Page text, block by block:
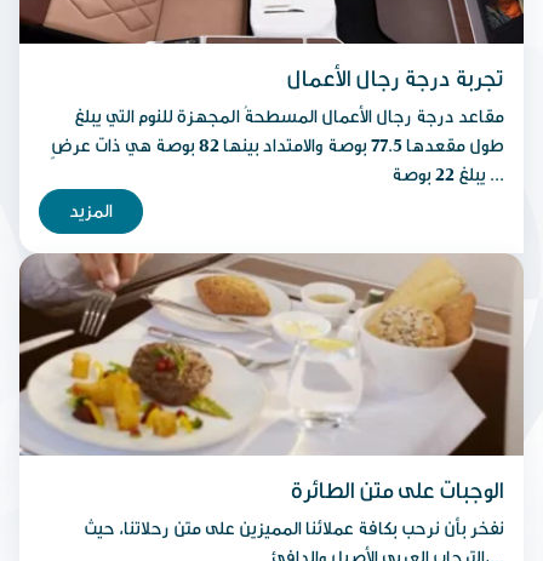
تجربة درجة رجال الأعمال
مقاعد درجة رجال الأعمال المسطحةُ المجهزة للنوم التي يبلغ
طول مقعدها 77.5 بوصة والامتداد بينها 82 بوصة هي ذات عرضٍ
يبلغ 22 بوصة ...
المزيد
الوجبات على متن الطائرة
نفخر بأن نرحب بكافة عملائنا المميزين على متن رحلاتنا، حيث